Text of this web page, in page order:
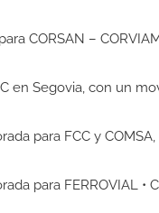
CORSAN –
en Segovia, con un
para FCC y
para FERROVIAL